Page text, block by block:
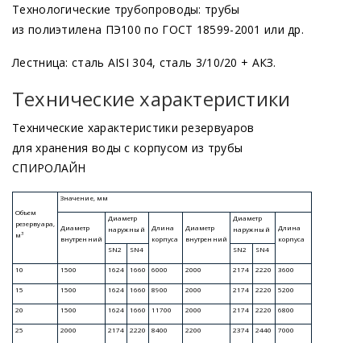
Технологические трубопроводы: трубы
из полиэтилена ПЭ100 по ГОСТ 18599-2001 или др.
Лестница: сталь AISI 304, сталь 3/10/20 + АКЗ.
Технические характеристики
Технические характеристики резервуаров
для хранения воды с корпусом из трубы
СПИРОЛАЙН